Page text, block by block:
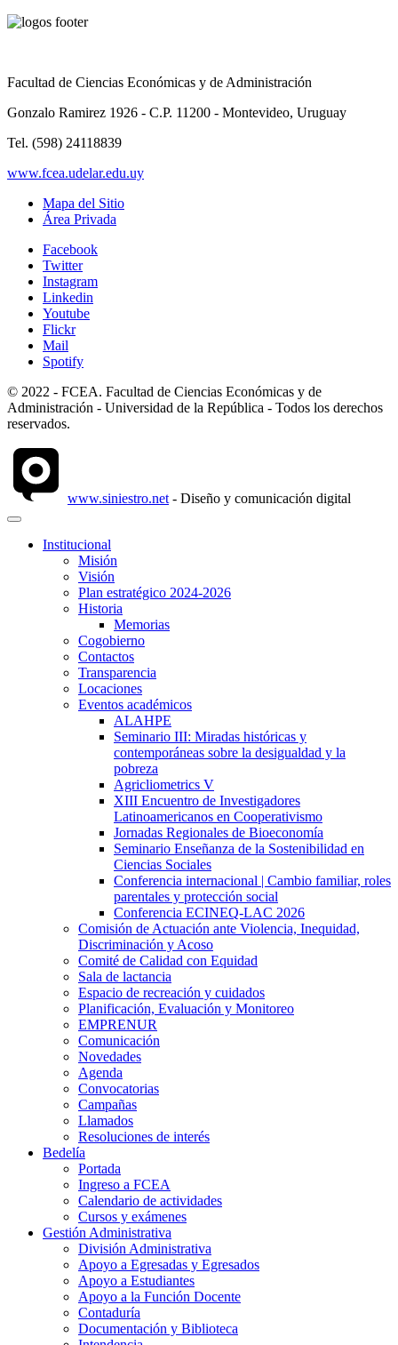
Facultad de Ciencias Económicas y de Administración
Gonzalo Ramirez 1926 - C.P. 11200 - Montevideo, Uruguay
Tel. (598) 24118839
www.fcea.udelar.edu.uy
Mapa del Sitio
Área Privada
Facebook
Twitter
Instagram
Linkedin
Youtube
Flickr
Mail
Spotify
© 2022 - FCEA. Facultad de Ciencias Económicas y de
Administración - Universidad de la República - Todos los derechos
reservados.
www.siniestro.net - Diseño y comunicación digital
Institucional
Misión
Visión
Plan estratégico 2024-2026
Historia
Memorias
Cogobierno
Contactos
Transparencia
Locaciones
Eventos académicos
ALAHPE
Seminario III: Miradas históricas y
contemporáneas sobre la desigualdad y la
pobreza
Agricliometrics V
XIII Encuentro de Investigadores
Latinoamericanos en Cooperativismo
Jornadas Regionales de Bioeconomía
Seminario Enseñanza de la Sostenibilidad en
Ciencias Sociales
Conferencia internacional | Cambio familiar, roles
parentales y protección social
Conferencia ECINEQ-LAC 2026
Comisión de Actuación ante Violencia, Inequidad,
Discriminación y Acoso
Comité de Calidad con Equidad
Sala de lactancia
Espacio de recreación y cuidados
Planificación, Evaluación y Monitoreo
EMPRENUR
Comunicación
Novedades
Agenda
Convocatorias
Campañas
Llamados
Resoluciones de interés
Bedelía
Portada
Ingreso a FCEA
Calendario de actividades
Cursos y exámenes
Gestión Administrativa
División Administrativa
Apoyo a Egresadas y Egresados
Apoyo a Estudiantes
Apoyo a la Función Docente
Contaduría
Documentación y Biblioteca